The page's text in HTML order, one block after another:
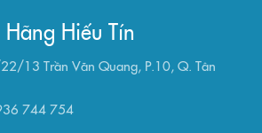
Hiếu Tín
13 Trần Văn Quang, P.10, Q. Tân
744 754